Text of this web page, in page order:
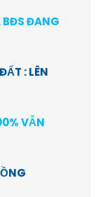
BĐS ĐANG
: LÊN
VẪN